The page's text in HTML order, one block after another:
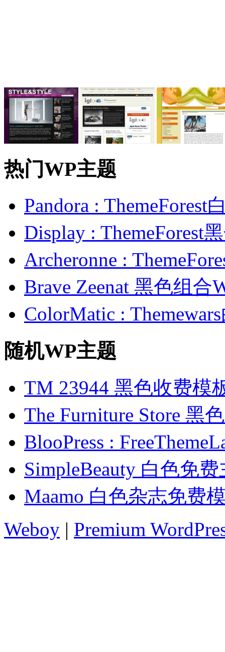
热门WP主题
Pandora : ThemeForest
Display : ThemeForest
Archeronne :
Brave Zeenat 黑色组合
ColorMatic :
随机WP主题
TM 23944 黑色收费模
The Furniture Store 黑
BlooPress :
SimpleBeauty 白色免
Maamo 白色杂志免费
Weboy | Premium